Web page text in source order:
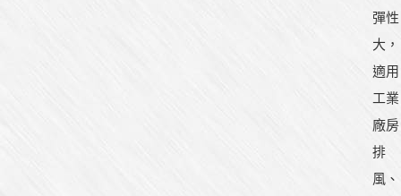
彈性
大，
適用
工業
廠房
排
風、